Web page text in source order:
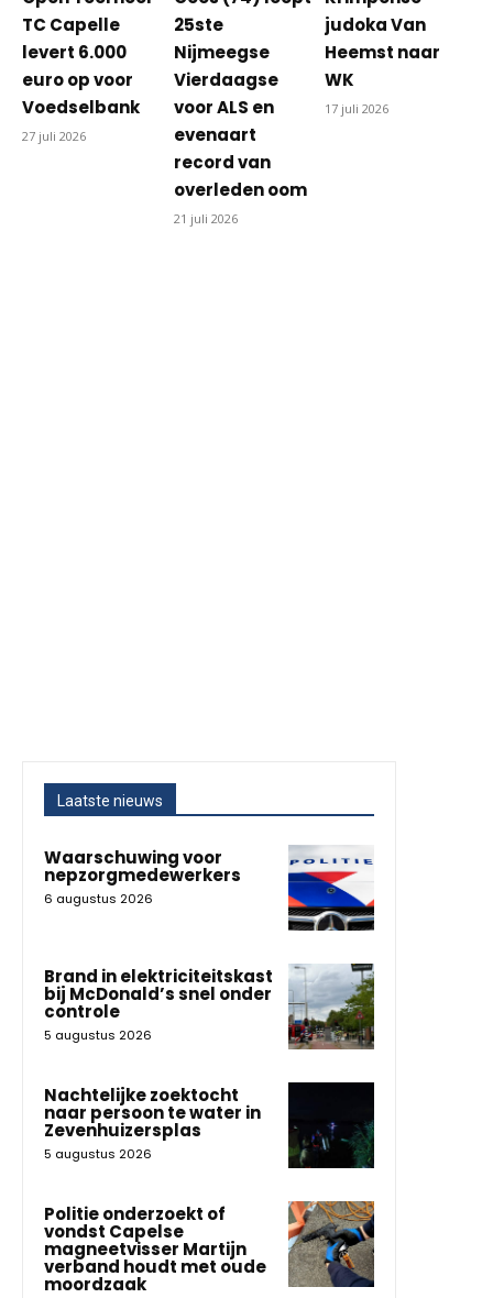
TC Capelle
levert 6.000
euro op voor
Voedselbank
27 juli 2026
25ste
Nijmeegse
Vierdaagse
voor ALS en
evenaart
record van
overleden oom
21 juli 2026
judoka Van
Heemst naar
WK
17 juli 2026
Laatste nieuws
Waarschuwing voor
nepzorgmedewerkers
6 augustus 2026
Brand in elektriciteitskast
bij McDonald’s snel onder
controle
5 augustus 2026
Nachtelijke zoektocht
naar persoon te water in
Zevenhuizersplas
5 augustus 2026
Politie onderzoekt of
vondst Capelse
magneetvisser Martijn
verband houdt met oude
moordzaak